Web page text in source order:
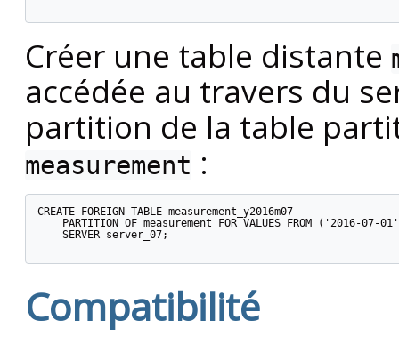
Créer une table distante
accédée au travers du
partition de la table
measurement :
CREATE FOREIGN TABLE measurement_y2016m07
PARTITION OF measurement FOR VALUES FROM ('2016-07-
    SERVER server_07;
Compatibilité